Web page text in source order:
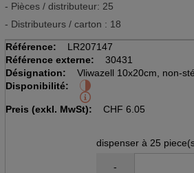
- Pièces / distributeur: 25
- Distributeurs / carton : 18
Référence:
LR207147
Référence externe:
30431
Désignation:
Vliwazell 10x20cm, non-
disp à 25 pcs
compresse très absorbante
Disponibilité:
Preis (exkl. MwSt): CHF 6.05
dispenser à 25
-